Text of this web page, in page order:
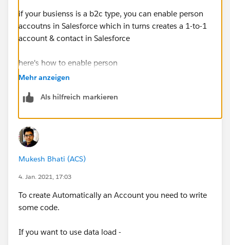
if your busienss is a b2c type, you can enable person
accoutns in Salesforce which in turns creates a 1-to-1
account & contact in Salesforce
here's how to enable person
accounts:https://help.salesforce.com/articleView?
import:
id=000337170&type=1&mode=1
if it is a b2b type, you can configure an automation to
create an account for the contact by using Flow
check the following blog post that describes how to
Mehr anzeigen
Als hilfreich markieren
Mukesh Bhati (ACS)
4. Jan. 2021, 17:03
To create Automatically an Account you need to write
some code.
If you want to use data load -